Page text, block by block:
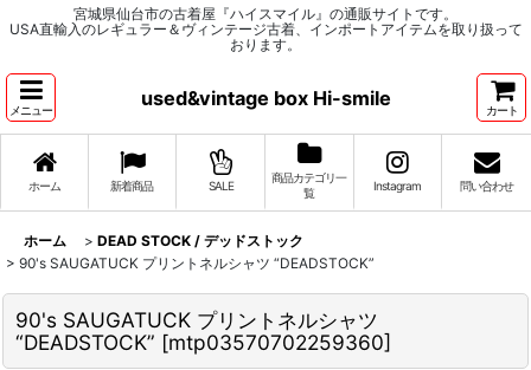
宮城県仙台市の古着屋『ハイスマイル』の通販サイトです。
USA直輸入のレギュラー＆ヴィンテージ古着、インポートアイテムを取り扱って
おります。
メニュー
used&vintage box Hi-smile
カート
ホーム 新着商品 SALE
商品カテゴリ一
覧
Instagram 問い合わせ
ホーム > DEAD STOCK / デッドストック
> 90's SAUGATUCK プリントネルシャツ “DEADSTOCK”
90's SAUGATUCK プリントネルシャツ
“DEADSTOCK” [mtp03570702259360]